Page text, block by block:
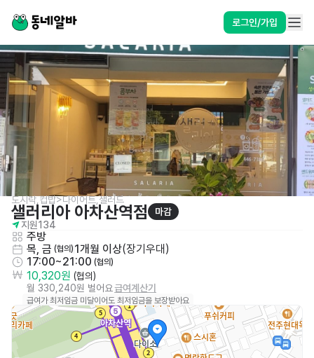
로그인/가입
도시락,컵밥>다이어트,샐러드
샐러리아 아차산역점
마감
지원134
주방
목, 금 (협의) 1개월 이상(장기우대 )
17:00~21:00 (협의)
10,320원 (협의)
월 330,240원 벌어요급여계산기
급여가 최저임금 미달이어도 최저임금을 보장받아요